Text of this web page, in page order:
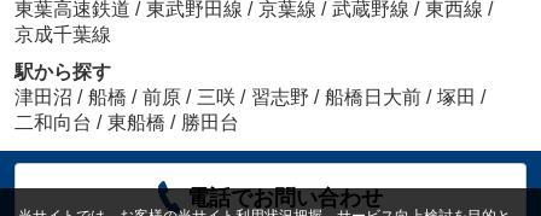
東葉高速鉄道 / 東武野田線 / 京葉線 / 武蔵野線 / 東西線 /
京成千葉線
駅から探す
津田沼 / 船橋 / 前原 / 三咲 / 習志野 / 船橋日大前 / 塚田 /
二和向台 / 東船橋 / 勝田台
電話でお問い合わせ